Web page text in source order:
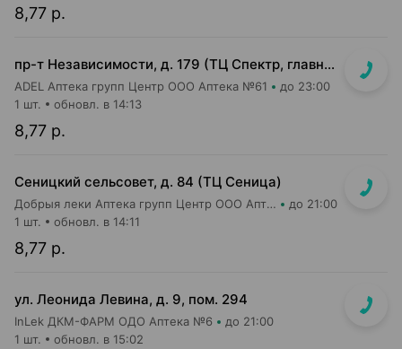
8,77 р.
пр-т Независимости, д. 179 (ТЦ Спектр, главный вход, 1 этаж)
ADEL Аптека групп Центр ООО Аптека №61 до 23:00
8,77 р.
1 шт. обновл. в 14:13
Сеницкий сельсовет, д. 84 (ТЦ Сеница)
Добрыя леки Аптека групп Центр ООО Аптека №111 до 21:00
8,77 р.
1 шт. обновл. в 14:11
ул. Леонида Левина, д. 9, пом. 294
InLek ДКМ-ФАРМ ОДО Аптека №6 до 21:00
1 шт. обновл. в 15:02